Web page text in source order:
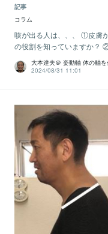
記事
コラム
咳が出る人は、、、 ①皮膚
の役割を知っていますか？
大本達夫＠ 姿動軸 体の軸
2024/08/31 11:01